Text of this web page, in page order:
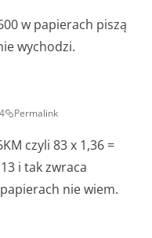
w papierach piszą
wychodzi.
Permalink
czyli 83 x 1,36 =
i tak zwraca
nie wiem.